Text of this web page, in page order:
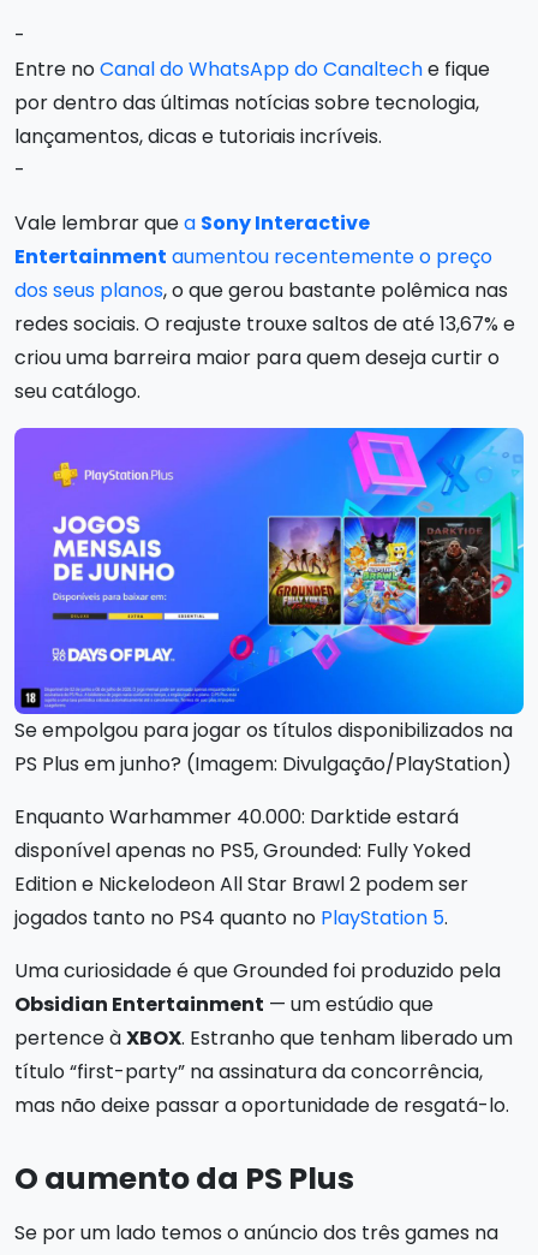
-
Entre noCanal do WhatsApp do Canalteche fique
por dentro das últimas notícias sobre tecnologia,
lançamentos, dicas e tutoriais incríveis.
-
Vale lembrar quea Sony Interactive
Entertainment aumentou recentemente o preço
dos seus planos, o que gerou bastante polêmica nas
redes sociais. O reajuste trouxe saltos de até 13,67% e
criou uma barreira maior para quem deseja curtir o
seu catálogo.
Se empolgou para jogar os títulos disponibilizados na
PS Plus em junho? (Imagem: Divulgação/PlayStation)
Enquanto Warhammer 40.000: Darktide estará
disponível apenas no PS5, Grounded: Fully Yoked
Edition e Nickelodeon All Star Brawl 2 podem ser
jogados tanto no PS4 quanto no PlayStation 5.
Uma curiosidade é que Grounded foi produzido pela
Obsidian Entertainment — um estúdio que
pertence àXBOX. Estranho que tenham liberado um
título “first-party” na assinatura da concorrência,
mas não deixe passar a oportunidade de resgatá-lo.
O aumento da PS Plus
Se por um lado temos o anúncio dos três games na